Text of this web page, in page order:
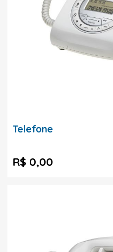
Telefone
R$ 0,00